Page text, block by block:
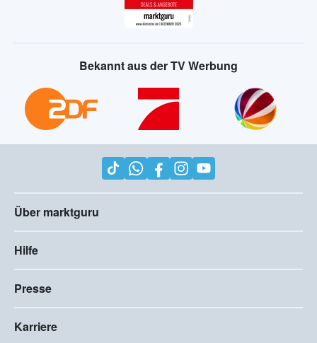
Bekannt aus der TV Werbung
Über marktguru
Hilfe
Presse
Karriere